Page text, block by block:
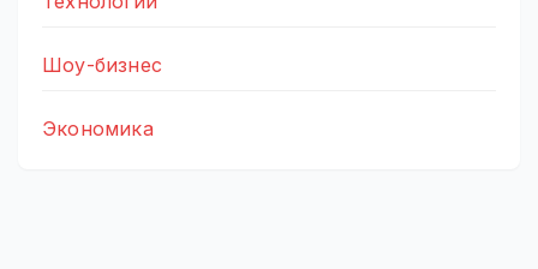
Шоу-бизнес
Экономика